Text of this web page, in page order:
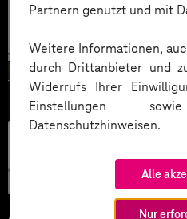
Partnern genutzt und mit
Weitere Informationen,
durch Drittanbieter und
Widerrufs Ihrer
Einstellungen
Datenschutzhinweisen.
Alle
Nur
Künstliche